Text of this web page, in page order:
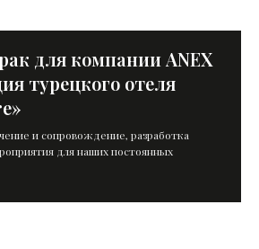
для компании ANEX
турецкого отеля
и сопровождение, разработка
для наших постоянных